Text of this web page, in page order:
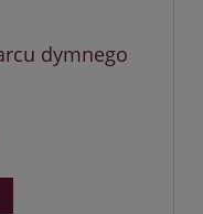
dymnego